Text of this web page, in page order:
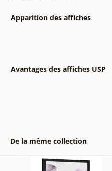
Apparition des affiches
Avantages des affiches USP
De la même collection